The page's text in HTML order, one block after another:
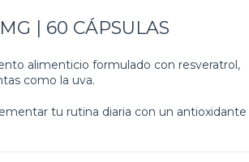
| 60 CÁPSULAS
alimenticio formulado con resveratrol,
como la uva.
tu rutina diaria con un antioxidante